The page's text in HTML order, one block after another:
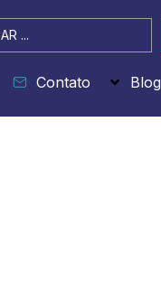
Contato Blog